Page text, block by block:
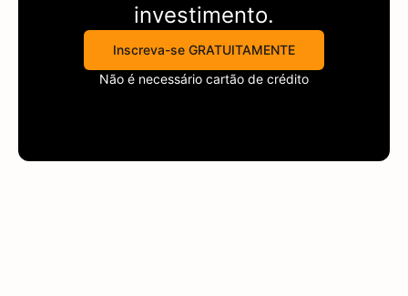
investimento.
Inscreva-se GRATUITAMENTE
Não é necessário cartão de crédito